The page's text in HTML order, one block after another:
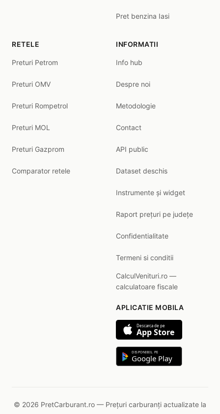
Pret benzina Iasi
RETELE
Preturi Petrom
Preturi OMV
Preturi Rompetrol
Preturi MOL
Preturi Gazprom
Comparator retele
INFORMATII
Info hub
Despre noi
Metodologie
Contact
API public
Dataset deschis
Instrumente și widget
Raport prețuri pe județe
Confidentialitate
Termeni si conditii
CalculVenituri.ro —
calculatoare fiscale
APLICATIE MOBILA
Descarca de pe
App Store
DISPONIBIL PE
Google Play
© 2026 PretCarburant.ro — Prețuri carburanți actualizate la